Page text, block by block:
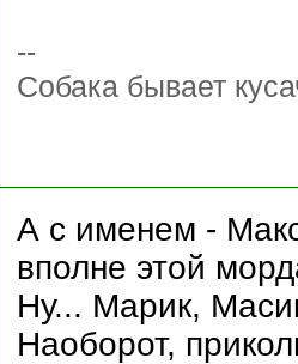
--
Собака бывает
А с именем -
вполне этой
Ну... Марик,
Наоборот,